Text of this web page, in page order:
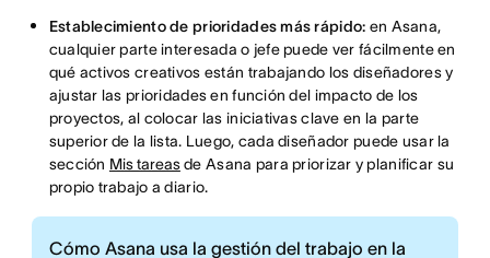
Establecimiento de prioridades más rápido: en Asana,
cualquier parte interesada o jefe puede ver fácilmente en
qué activos creativos están trabajando los diseñadores y
ajustar las prioridades en función del impacto de los
proyectos, al colocar las iniciativas clave en la parte
superior de la lista. Luego, cada diseñador puede usar la
sección Mis tareasde Asana para priorizar y planificar su
propio trabajo a diario.
Cómo Asana usa la gestión del trabajo en la